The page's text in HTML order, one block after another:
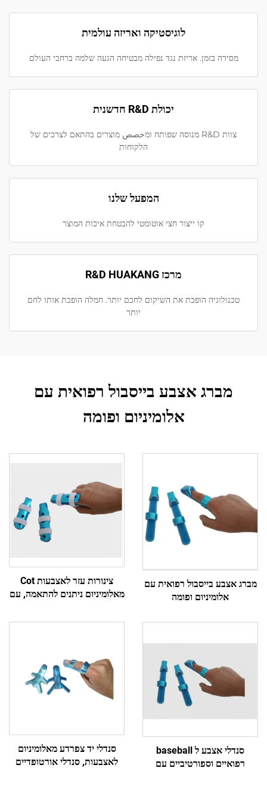
לוגיסטיקה ואריזה עולמית
מסירה בזמן. אריזת נגד נפילה מבטיחה הגעה שלמה ברחבי העולם
יכולת R&D חדשנית
צוות R&D מנוסה שפותח ומخصص מוצרים בהתאם לצרכים של
הלקוחות
המפעל שלנו
קו ייצור חצי אוטומטי להבטחת איכות המוצר
מרכז R&D HUAKANG
טכנולוגיה הופכת את השיקום לחכם יותר. חמלה הופכת אותו לחם
יותר
מברג אצבע בייסבול רפואית עם
אלומיניום ופומה
מברג אצבע בייסבול רפואית עם
אלומיניום ופומה
צינורות עזר לאצבעות Cot
מאלומיניום ניתנים להתאמה, עם
תנועה
סנדלי אצבע ל baseball
רפואיים וספורטיביים עם
סנדלי יד צפרדע מאלומיניום
לאצבעות, סנדלי אורטופדיים